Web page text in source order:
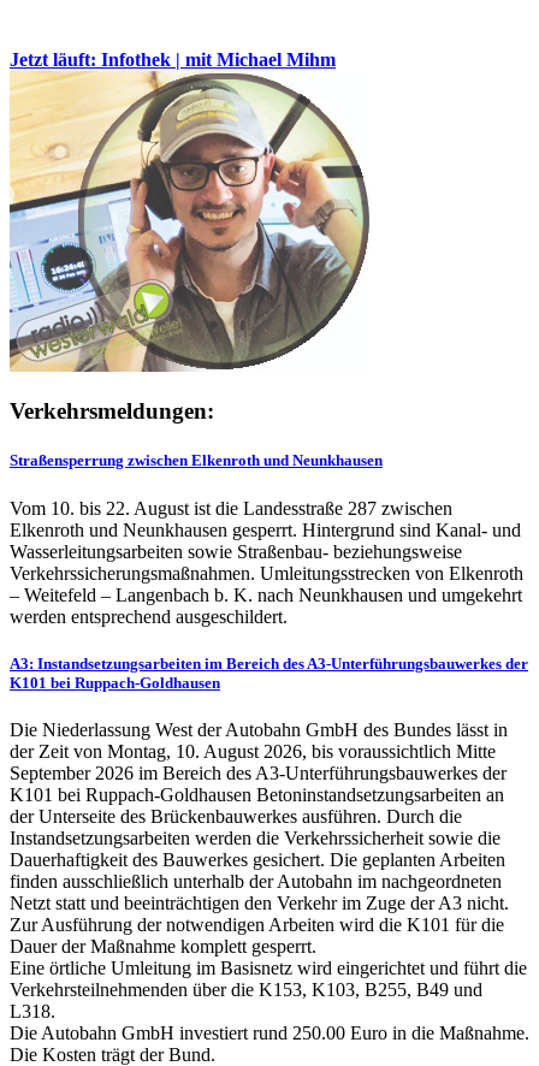
Jetzt läuft: Infothek | mit Michael Mihm
Verkehrsmeldungen:
Straßensperrung zwischen Elkenroth und Neunkhausen
Vom 10. bis 22. August ist die Landesstraße 287 zwischen
Elkenroth und Neunkhausen gesperrt. Hintergrund sind Kanal- und
Wasserleitungsarbeiten sowie Straßenbau- beziehungsweise
Verkehrssicherungsmaßnahmen. Umleitungsstrecken von Elkenroth
– Weitefeld – Langenbach b. K. nach Neunkhausen und umgekehrt
werden entsprechend ausgeschildert.
A3: Instandsetzungsarbeiten im Bereich des A3-Unterführungsbauwerkes der
K101 bei Ruppach-Goldhausen
Die Niederlassung West der Autobahn GmbH des Bundes lässt in
der Zeit von Montag, 10. August 2026, bis voraussichtlich Mitte
September 2026 im Bereich des A3-Unterführungsbauwerkes der
K101 bei Ruppach-Goldhausen Betoninstandsetzungsarbeiten an
der Unterseite des Brückenbauwerkes ausführen. Durch die
Instandsetzungsarbeiten werden die Verkehrssicherheit sowie die
Dauerhaftigkeit des Bauwerkes gesichert. Die geplanten Arbeiten
finden ausschließlich unterhalb der Autobahn im nachgeordneten
Netzt statt und beeinträchtigen den Verkehr im Zuge der A3 nicht.
Zur Ausführung der notwendigen Arbeiten wird die K101 für die
Dauer der Maßnahme komplett gesperrt.
Eine örtliche Umleitung im Basisnetz wird eingerichtet und führt die
Verkehrsteilnehmenden über die K153, K103, B255, B49 und
L318.
Die Autobahn GmbH investiert rund 250.00 Euro in die Maßnahme.
Die Kosten trägt der Bund.